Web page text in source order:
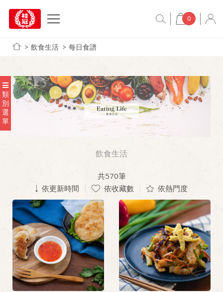
0
飲食生活 每日食譜
類
別
選
單
飲食生活
共570筆
依更新時間
依收藏數 依熱門度